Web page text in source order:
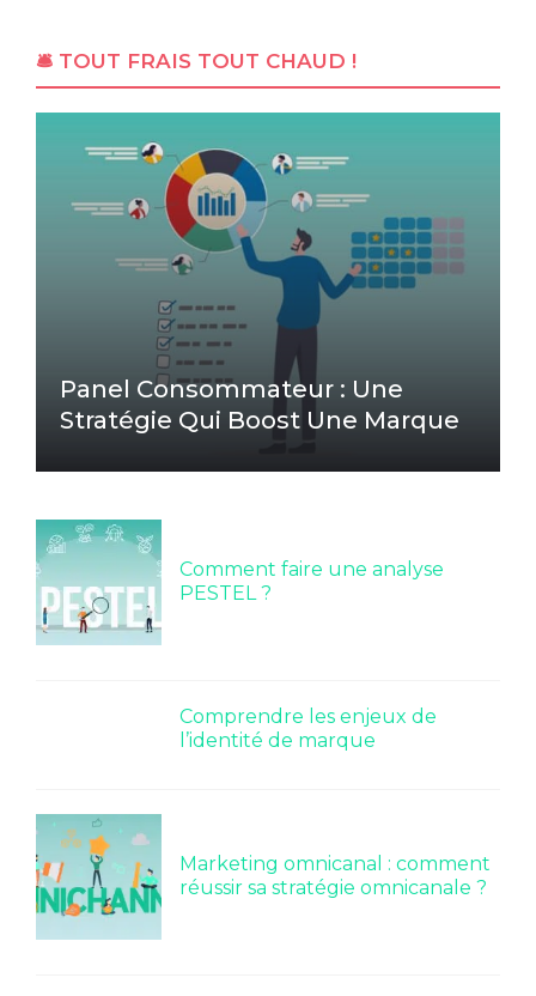
🛎 TOUT FRAIS TOUT CHAUD !
Panel Consommateur : Une
Stratégie Qui Boost Une Marque
Comment faire une analyse
PESTEL ?
Comprendre les enjeux de
l’identité de marque
Marketing omnicanal : comment
réussir sa stratégie omnicanale ?